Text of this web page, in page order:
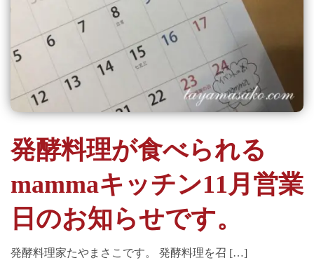
発酵料理が食べられる
mammaキッチン11月営業
日のお知らせです。
発酵料理家たやまさこです。 発酵料理を召 […]